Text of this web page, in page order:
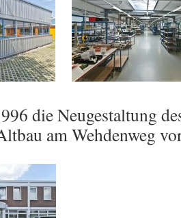
die Neugestaltung
am Wehdenweg